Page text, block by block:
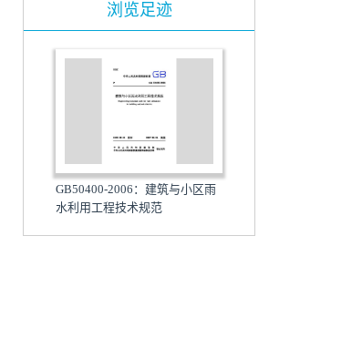
浏览足迹
GB50400-2006：建筑与小区雨
水利用工程技术规范